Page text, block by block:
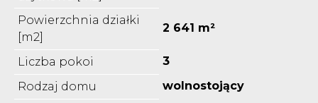
Powierzchnia działki
[m2]
2 641 m²
Liczba pokoi
3
Rodzaj domu
wolnostojący